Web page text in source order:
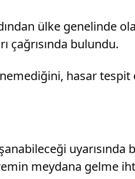
ülke genelinde
çağrısında bulundu.
hasar
uyarısında
meydana gelme